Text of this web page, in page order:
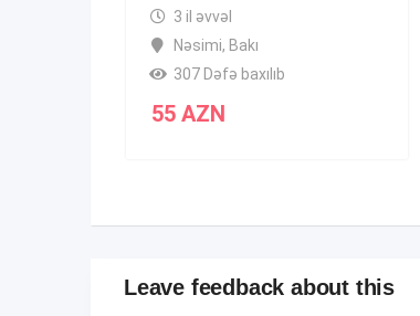
3 il əvvəl
Nəsimi, Bakı
307 Dəfə baxılıb
55 AZN
Leave feedback about this